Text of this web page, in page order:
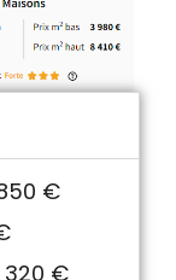
€
320 €